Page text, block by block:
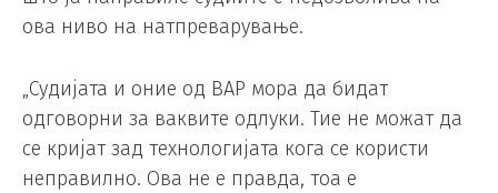
ова ниво на натпреварување.
„Судијата и оние од ВАР мора да бидат
одговорни за ваквите одлуки. Тие не можат да
се кријат зад технологијата кога се користи
неправилно. Ова не е правда, тоа е